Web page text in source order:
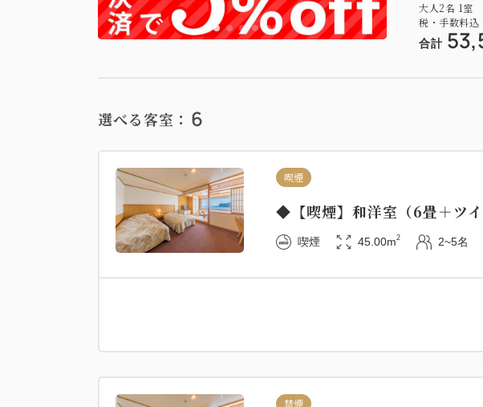
大人2名 1室
税・手数料込
合計
選べる客室： 6
喫煙
◆【喫煙】和洋室（6畳＋ツ
喫煙 45.00m2 2~5名
禁煙